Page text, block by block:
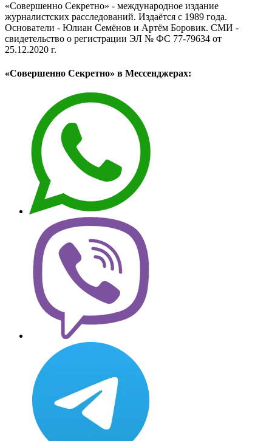
«Совершенно Секретно» - международное издание
журналистских расследований. Издаётся с 1989 года.
Основатели - Юлиан Семёнов и Артём Боровик. CМИ -
свидетельство о регистрации ЭЛ № ФС 77-79634 от
25.12.2020 г.
«Совершенно Секретно» в Мессенджерах: